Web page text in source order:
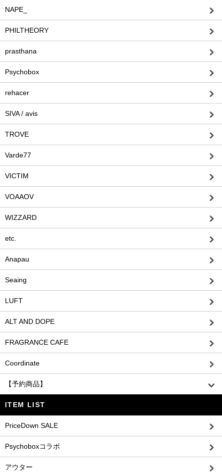
NAPE_
PHILTHEORY
prasthana
Psychobox
rehacer
SIVA / avis
TROVE
Varde77
VICTIM
VOAAOV
WIZZARD
etc.
Anapau
Seaing
LUFT
ALT AND DOPE
FRAGRANCE CAFE
Coordinate
【予約商品】
ITEM LIST
PriceDown SALE
Psychoboxコラボ
アウター